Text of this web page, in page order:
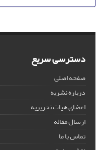
دسترسی سریع
صفحه اصلی
درباره نشریه
اعضای هیات تحریریه
ارسال مقاله
تماس با ما